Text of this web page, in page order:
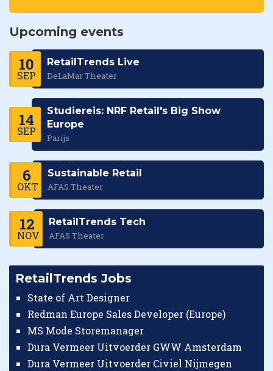
Upcoming events
10
SEP
RetailTrends Live
DeLaMar Theater
14
SEP
Studiereis: NRF Retail's Big Show
Europe
Parijs
6
OKT
Sustainable Retail
AFAS Theater
12
NOV
RetailTrends Tech
AFAS Theater
RetailTrends Jobs
State of Art Designer
Redman Europe Sales Developer (Europe)
MS Mode Storemanager
Dura Vermeer Uitvoerder GWW Amsterdam
Dura Vermeer Uitvoerder Civiel Nijmegen